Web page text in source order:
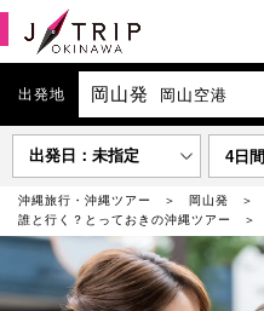
出発地 岡山発 岡山空港
出発日：未指定 4日間
沖縄旅行・沖縄ツアー 岡山発
誰と行く？とっておきの沖縄ツアー